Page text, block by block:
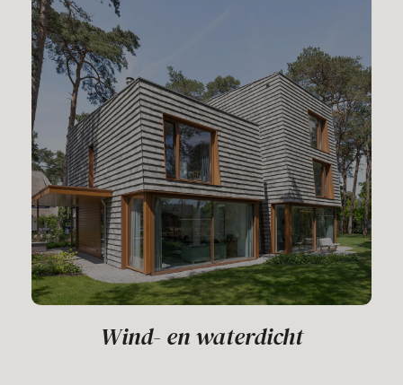
Wind- en waterdicht